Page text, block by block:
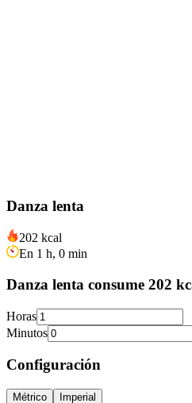
Danza lenta
202 kcal
En 1 h, 0 min
Danza lenta consume 202
Horas
Minutos
Configuración
Métrico Imperial